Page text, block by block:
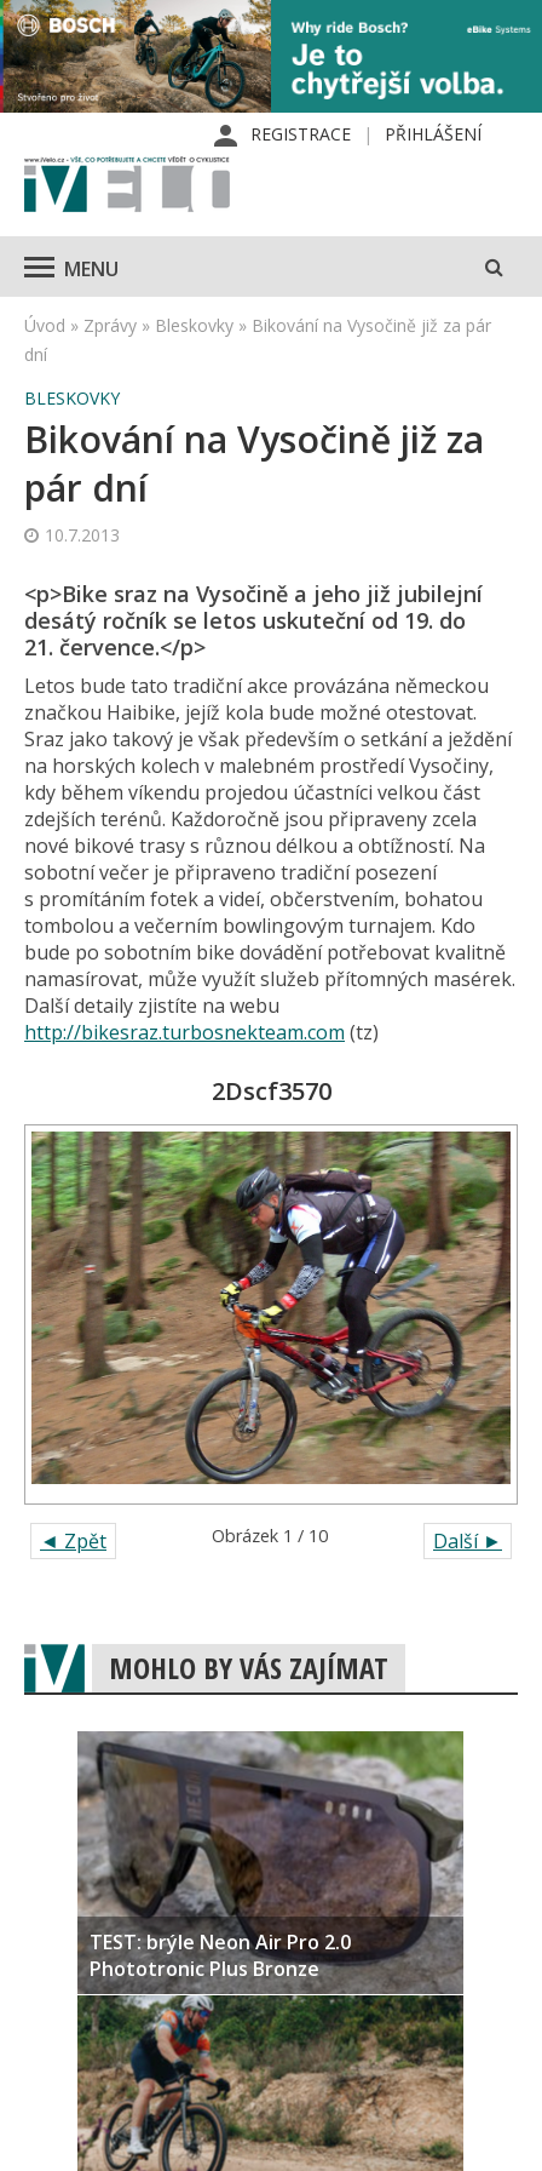
REGISTRACE PŘIHLÁŠENÍ
MENU
Úvod » Zprávy » Bleskovky » Bikování na Vysočině již za pár
dní
BLESKOVKY
Bikování na Vysočině již za
pár dní
10.7.2013
<p>Bike sraz na Vysočině a jeho již jubilejní
desátý ročník se letos uskuteční od 19. do
21. července.</p>
Letos bude tato tradiční akce provázána německou
značkou Haibike, jejíž kola bude možné otestovat.
Sraz jako takový je však především o setkání a ježdění
na horských kolech v malebném prostředí Vysočiny,
kdy během víkendu projedou účastníci velkou část
zdejších terénů. Každoročně jsou připraveny zcela
nové bikové trasy s různou délkou a obtížností. Na
sobotní večer je připraveno tradiční posezení
s promítáním fotek a videí, občerstvením, bohatou
tombolou a večerním bowlingovým turnajem. Kdo
bude po sobotním bike dovádění potřebovat kvalitně
namasírovat, může využít služeb přítomných masérek.
Další detaily zjistíte na webu
http://bikesraz.turbosnekteam.com (tz)
2Dscf3570
◄ Zpět Další ►
Obrázek 1 / 10
MOHLO BY VÁS ZAJÍMAT
TEST: brýle Neon Air Pro 2.0
Phototronic Plus Bronze